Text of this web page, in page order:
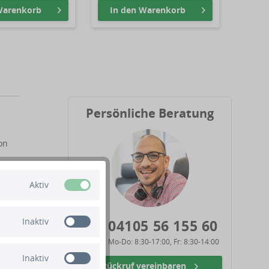
In den Warenkorb
Persönliche Beratung
04105 56 155 60
Mo-Do: 8:30-17:00, Fr: 8:30-14:00
Rückruf vereinbaren
Aktiv
Inaktiv
Inaktiv